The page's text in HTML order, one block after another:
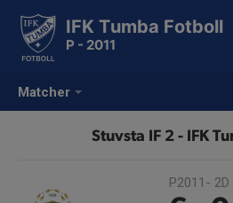
Matcher
IFK Tumba Fotboll
P - 2011
Stuvsta IF 2 - IFK
P2011- 2D